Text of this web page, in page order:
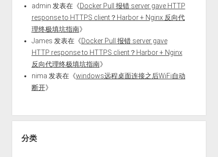
admin 发表在《Docker Pull 报错 server gave HTTP
response to HTTPS client？Harbor + Nginx 反向代
理终极填坑指南》
James 发表在《Docker Pull 报错 server gave
HTTP response to HTTPS client？Harbor + Nginx
反向代理终极填坑指南》
nima 发表在《windows远程桌面连接之后WiFi自动
断开》
分类